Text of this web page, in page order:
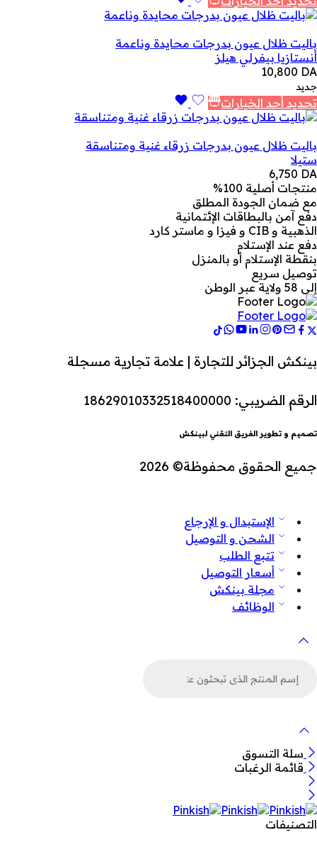
باليت ظلال عيون بدرجات محايدة وناعمة
أنستازيا بيفرلي هيلز
10,800 DA
جديد
تحديد أحد الخيارات
باليت ظلال عيون بدرجات زرقاء غنية ومتناسقة
ستيلا
6,750 DA
منتجات أصلية 100%
مع ضمان الجودة المطلق
دفع آمن بالبطاقات الإئتمانية
الذهبية و CIB و فيزا و ماستر كارد
دفع عند الإستلام
بنقطة الإستلام أو بالمنزل
توصيل سريع
إلى 58 ولاية عبر الوطن
بينكش الجزائر للتجارة | علامة تجارية مسجلة
الرقم الضريبي: 18629010332518400000
تصميم و تطوير الفريق التقني لبينكش
جميع الحقوق محفوظة© 2026
الإستبدال و الإرجاع
الشحن و التوصيل
تتبع الطلب
أسعار التوصيل
مجلة بينكش
الوظائف
سلة التسوق
قائمة الرغبات
التصنيفات